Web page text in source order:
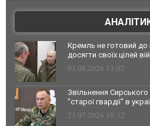
Кремль не готовий до
досягти своїх цілей
03.08.2026 13:02
Звільнення Сирського
"старої гвардії" в
23.07.2026 10:32